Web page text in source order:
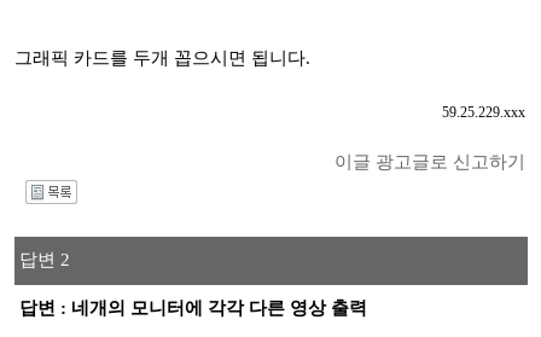
그래픽 카드를 두개 꼽으시면 됩니다.
59.25.229.xxx
이글 광고글로 신고하기
답변 2
답변 : 네개의 모니터에 각각 다른 영상 출력